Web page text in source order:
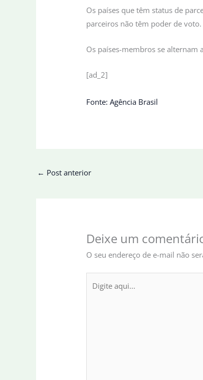
Os países que têm status de
parceiros não têm poder de voto.
Os países-membros se alternam
[ad_2]
Fonte: Agência Brasil
← Post anterior
Deixe um
O seu endereço de e-mail não
aqui...